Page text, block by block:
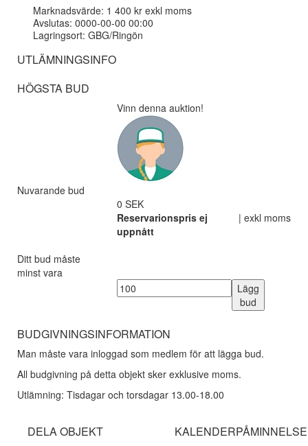
Marknadsvärde: 1 400 kr exkl moms
Avslutas: 0000-00-00 00:00
Lagringsort: GBG/Ringön
UTLÄMNINGSINFO
HÖGSTA BUD
Vinn denna auktion!
Nuvarande bud
0 SEK
| exkl moms
Reservarionspris ej
uppnått
Ditt bud måste
minst vara
Lägg
bud
BUDGIVNINGSINFORMATION
Man måste vara inloggad som medlem för att lägga bud.
All budgivning på detta objekt sker exklusive moms.
Utlämning: Tisdagar och torsdagar 13.00-18.00
DELA OBJEKT KALENDERPÅMINNELSE